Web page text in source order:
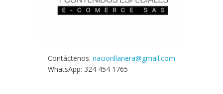
Contáctenos: nacionllanera@gmail.com
WhatsApp: 324 454 1765